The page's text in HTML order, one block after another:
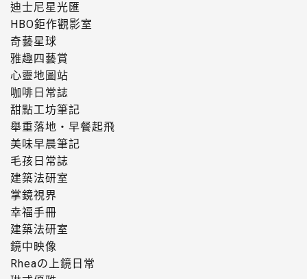
迪士尼星光匯
HBO鉅作觀影室
奇藝星球
雅趣四藝賞
心靈地圖站
咖啡日常誌
甜點工坊筆記
舉重落地・早餐起飛
美味早晨筆記
毛孩日常誌
建築法研室
掌鏡視界
幸福手冊
建築法研室
鏡中映像
Rheaの上鏡日常